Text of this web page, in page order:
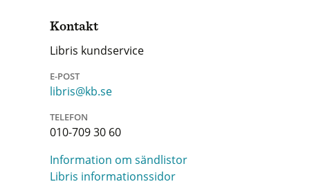
Kontakt
Libris kundservice
E-POST
libris@kb.se
TELEFON
010-709 30 60
Information om sändlistor
Libris informationssidor